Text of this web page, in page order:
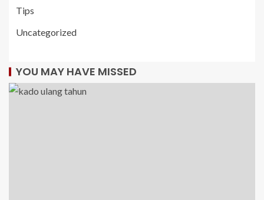
Tips
Uncategorized
YOU MAY HAVE MISSED